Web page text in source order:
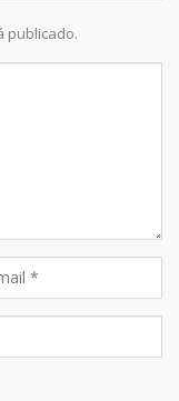
publicado.